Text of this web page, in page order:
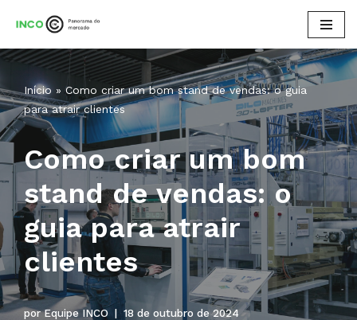
para
conteúdo
Início » Como criar um bom stand de vendas: o guia
para atrair clientes
Como criar um bom
stand de vendas: o
guia para atrair
clientes
porEquipe INCO 18 de outubro de 2024